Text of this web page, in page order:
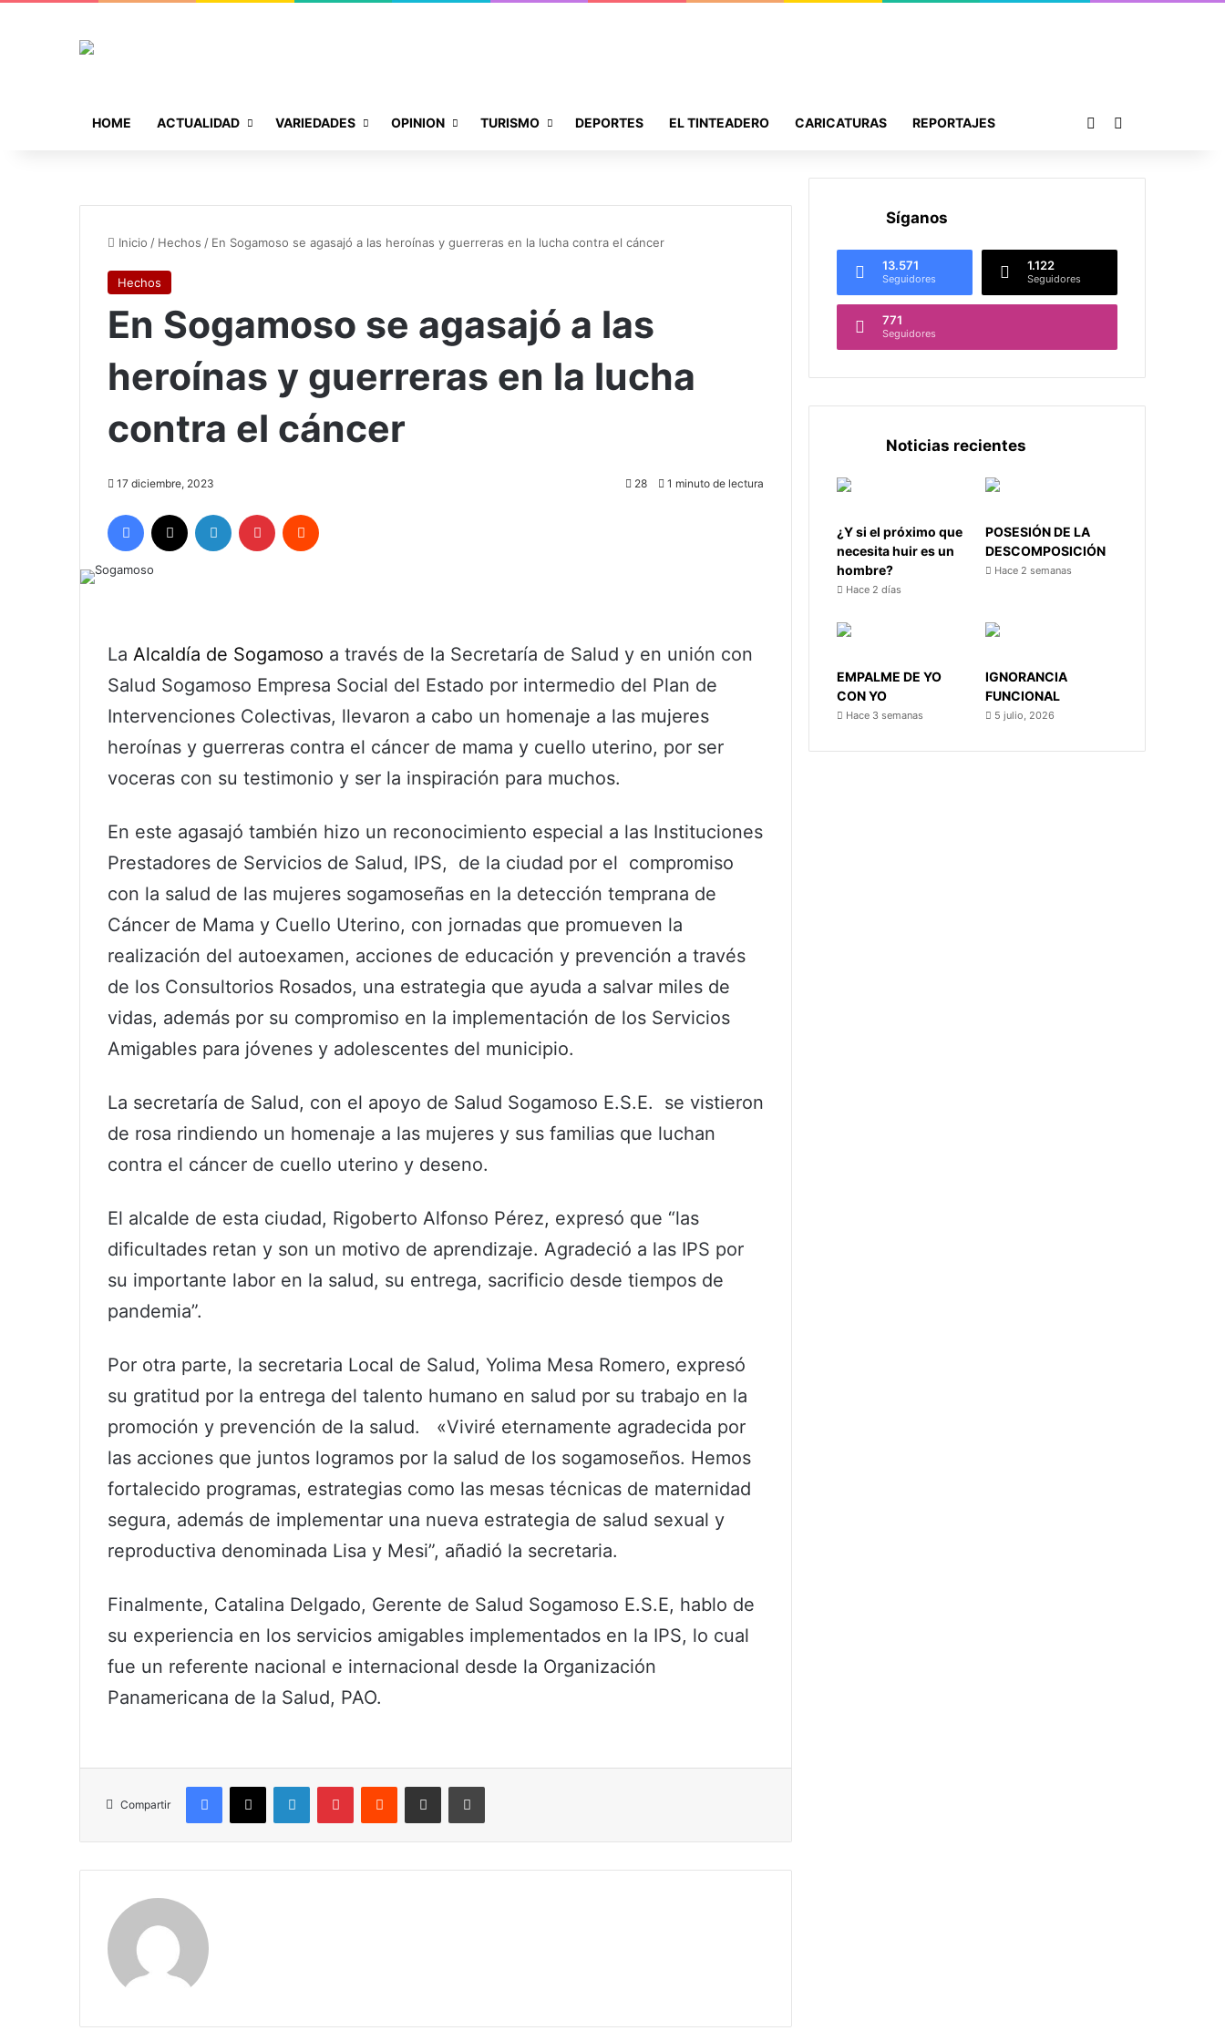
HOME ACTUALIDAD VARIEDADES OPINION TURISMO DEPORTES EL TINTEADERO CARICATURAS REPORTAJES Publicación al azar
Inicio / Hechos / En Sogamoso se agasajó a las heroínas y guerreras en la lucha contra el cáncer
Hechos
En Sogamoso se agasajó a las
heroínas y guerreras en la lucha
contra el cáncer
17 diciembre, 2023 28 1 minuto de lectura
Facebook LinkedIn Pinterest
La Alcaldía de Sogamoso a través de la Secretaría de Salud y en unión con
Salud Sogamoso Empresa Social del Estado por intermedio del Plan de
Intervenciones Colectivas, llevaron a cabo un homenaje a las mujeres
heroínas y guerreras contra el cáncer de mama y cuello uterino, por ser
voceras con su testimonio y ser la inspiración para muchos.
En este agasajó también hizo un reconocimiento especial a las Instituciones
Prestadores de Servicios de Salud, IPS, de la ciudad por el compromiso
con la salud de las mujeres sogamoseñas en la detección temprana de
Cáncer de Mama y Cuello Uterino, con jornadas que promueven la
realización del autoexamen, acciones de educación y prevención a través
de los Consultorios Rosados, una estrategia que ayuda a salvar miles de
vidas, además por su compromiso en la implementación de los Servicios
Amigables para jóvenes y adolescentes del municipio.
La secretaría de Salud, con el apoyo de Salud Sogamoso E.S.E. se vistieron
de rosa rindiendo un homenaje a las mujeres y sus familias que luchan
contra el cáncer de cuello uterino y deseno.
El alcalde de esta ciudad, Rigoberto Alfonso Pérez, expresó que “las
dificultades retan y son un motivo de aprendizaje. Agradeció a las IPS por
su importante labor en la salud, su entrega, sacrificio desde tiempos de
pandemia”.
Por otra parte, la secretaria Local de Salud, Yolima Mesa Romero, expresó
su gratitud por la entrega del talento humano en salud por su trabajo en la
promoción y prevención de la salud. «Viviré eternamente agradecida por
las acciones que juntos logramos por la salud de los sogamoseños. Hemos
fortalecido programas, estrategias como las mesas técnicas de maternidad
segura, además de implementar una nueva estrategia de salud sexual y
reproductiva denominada Lisa y Mesi”, añadió la secretaria.
Finalmente, Catalina Delgado, Gerente de Salud Sogamoso E.S.E, hablo de
su experiencia en los servicios amigables implementados en la IPS, lo cual
fue un referente nacional e internacional desde la Organización
Panamericana de la Salud, PAO.
Compartir
Facebook
X LinkedInPinterestReddit Compartir por correo electrónicoImprimir
Síganos
13.571
Seguidores
1.122
Seguidores
771
Seguidores
Noticias recientes
¿Y si el próximo que
necesita huir es un
hombre?
Hace 2 días
POSESIÓN DE LA
DESCOMPOSICIÓN
Hace 2 semanas
EMPALME DE YO
CON YO
Hace 3 semanas
IGNORANCIA
FUNCIONAL
5 julio, 2026